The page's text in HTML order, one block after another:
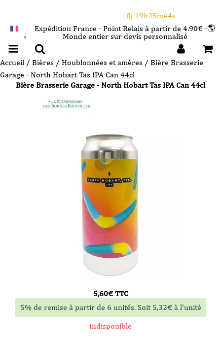
0j 19h25m43s
▼
Expédition France - Point Relais à partir de 4.90€ -🌎
Monde entier sur devis personnalisé
Accueil / Bières / Houblonnées et amères / Bière Brasserie
Garage - North Hobart Tas IPA Can 44cl
Bière Brasserie Garage - North Hobart Tas IPA Can 44cl
5,60€TTC
5% de remise à partir de 6 unités. Soit 5,32€à l'unité
Indisponible